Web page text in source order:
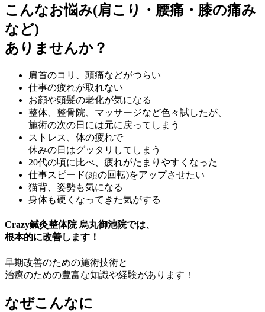
こんなお悩み(肩こり・腰痛・膝の痛み
など)
ありませんか？
肩首のコリ、頭痛などがつらい
仕事の疲れが取れない
お顔や頭髪の老化が気になる
整体、整骨院、マッサージなど色々試したが、
施術の次の日には元に戻ってしまう
ストレス、体の疲れで
休みの日はグッタリしてしまう
20代の頃に比べ、疲れがたまりやすくなった
仕事スピード(頭の回転)をアップさせたい
猫背、姿勢も気になる
身体も硬くなってきた気がする
Crazy鍼灸整体院 烏丸御池院では、
根本的に改善します！
早期改善のための施術技術と
治療のための豊富な知識や経験があります！
なぜこんなに